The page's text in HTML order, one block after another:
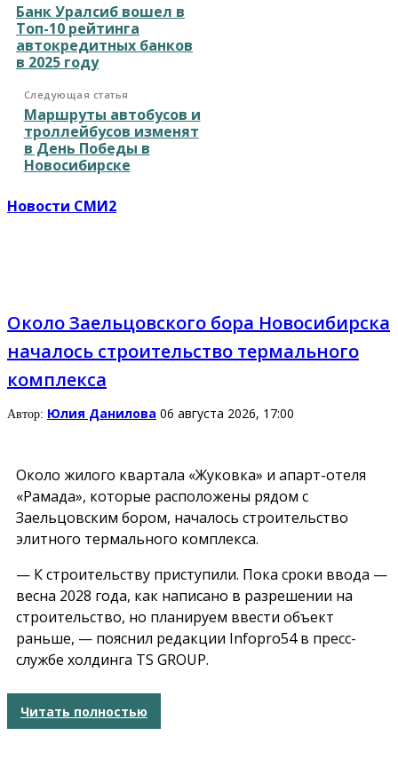
Банк Уралсиб вошел в
Топ-10 рейтинга
автокредитных банков
в 2025 году
Следующая статья
Маршруты автобусов и
троллейбусов изменят
в День Победы в
Новосибирске
Новости СМИ2
Около Заельцовского бора Новосибирска
началось строительство термального
комплекса
Автор: Юлия Данилова 06 августа 2026, 17:00
Около жилого квартала «Жуковка» и апарт-отеля
«Рамада», которые расположены рядом с
Заельцовским бором, началось строительство
элитного термального комплекса.
— К строительству приступили. Пока сроки ввода —
весна 2028 года, как написано в разрешении на
строительство, но планируем ввести объект
раньше, — пояснил редакции Infopro54 в пресс-
службе холдинга TS GROUP.
Читать полностью